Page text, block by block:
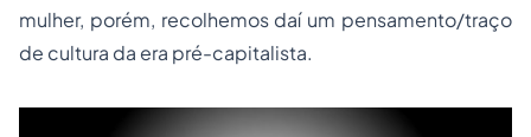
mulher, porém, recolhemos daí um pensamento/traço
de cultura da era pré-capitalista.